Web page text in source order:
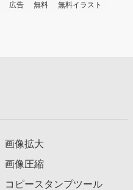
広告 無料
無料イラスト
画像拡大
画像圧縮
コピースタンプツール